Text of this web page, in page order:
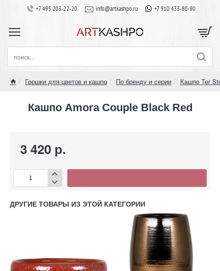
+7 495 203-22-20 info@artkashpo.ru +7 910 433-80-80
поиск...
Горшки для цветов и кашпо По бренду и серии Кашпо Ter
Кашпо Amora Couple Black Red
3 420 р.
ДРУГИЕ ТОВАРЫ ИЗ ЭТОЙ КАТЕГОРИИ